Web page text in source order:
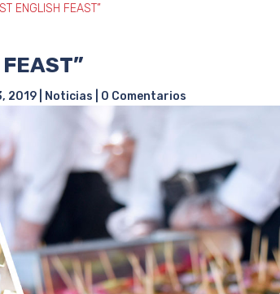
ENGLISH FEAST”
2019 Noticias 0 Comentarios